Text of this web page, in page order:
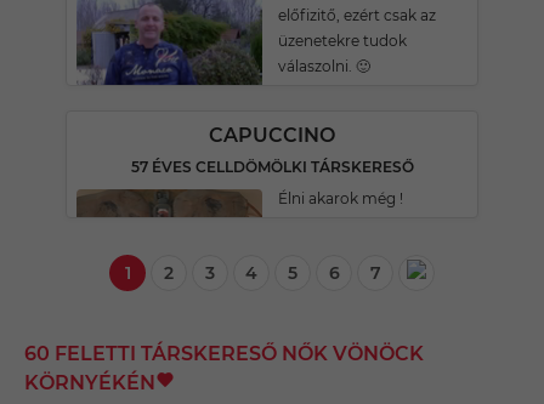
előfizitő, ezért csak az
üzenetekre tudok
válaszolni. 🙂
CAPUCCINO
57 ÉVES CELLDÖMÖLKI TÁRSKERESŐ
Élni akarok még !
1 2 3 4 5 6 7
60 FELETTI TÁRSKERESŐ NŐK VÖNÖCK
KÖRNYÉKÉN